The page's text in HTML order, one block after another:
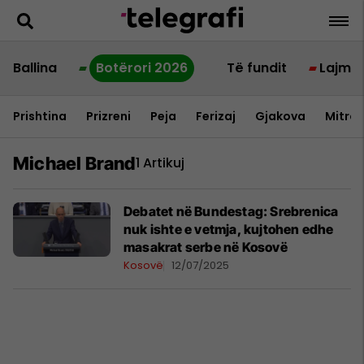
Ballina Botërori 2026 Të fundit Lajme
Prishtina Prizreni Peja Ferizaj Gjakova
Michael Brand1 Artikuj
Debatet në Bundestag: Srebrenica
nuk ishte e vetmja, kujtohen edhe
masakrat serbe në Kosovë
Kosovë 12/07/2025